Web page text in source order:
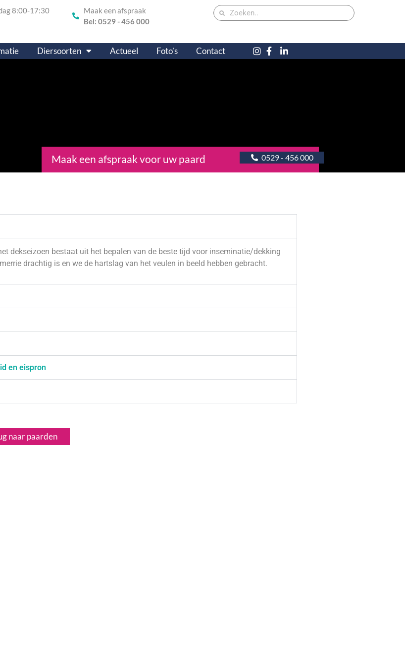
8:00-17:30
Maak een afspraak
Bel: 0529 - 456 000
Diersoorten Actueel Foto’s Contact
Maak een afspraak voor uw paard 0529 - 456 000
dekseizoen bestaat uit het bepalen van de beste tijd voor inseminatie/dekking
drachtig is en we de hartslag van het veulen in beeld hebben gebracht.
en eispron
naar paarden